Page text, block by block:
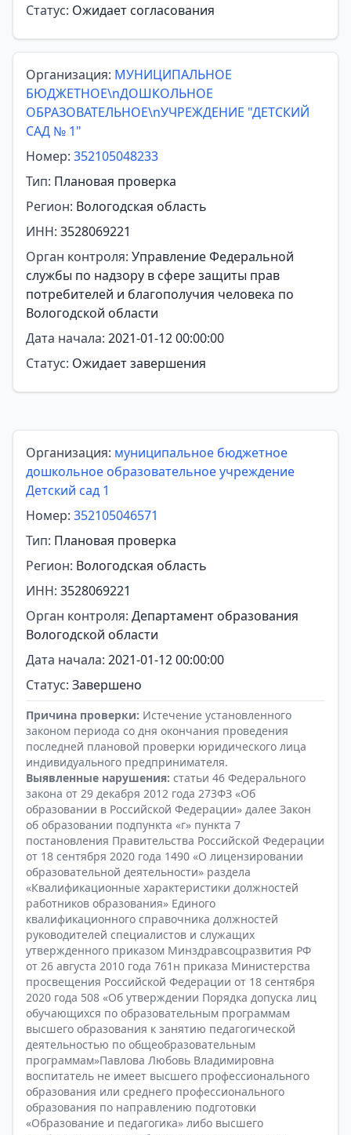
Статус: Ожидает согласования
Организация: МУНИЦИПАЛЬНОЕ
БЮДЖЕТНОЕ\nДОШКОЛЬНОЕ
ОБРАЗОВАТЕЛЬНОЕ\nУЧРЕЖДЕНИЕ "ДЕТСКИЙ
САД № 1"
Номер: 352105048233
Тип: Плановая проверка
Регион: Вологодская область
ИНН: 3528069221
Орган контроля: Управление Федеральной
службы по надзору в сфере защиты прав
потребителей и благополучия человека по
Вологодской области
Дата начала: 2021-01-12 00:00:00
Статус: Ожидает завершения
Организация: муниципальное бюджетное
дошкольное образовательное учреждение
Детский сад 1
Номер: 352105046571
Тип: Плановая проверка
Регион: Вологодская область
ИНН: 3528069221
Орган контроля: Департамент образования
Вологодской области
Дата начала: 2021-01-12 00:00:00
Статус: Завершено
Причина проверки: Истечение установленного
законом периода со дня окончания проведения
последней плановой проверки юридического лица
индивидуального предпринимателя.
Выявленные нарушения: статьи 46 Федерального
закона от 29 декабря 2012 года 273ФЗ «Об
образовании в Российской Федерации» далее Закон
об образовании подпункта «г» пункта 7
постановления Правительства Российской Федерации
от 18 сентября 2020 года 1490 «О лицензировании
образовательной деятельности» раздела
«Квалификационные характеристики должностей
работников образования» Единого
квалификационного справочника должностей
руководителей специалистов и служащих
утвержденного приказом Минздравсоцразвития РФ
от 26 августа 2010 года 761н приказа Министерства
просвещения Российской Федерации от 18 сентября
2020 года 508 «Об утверждении Порядка допуска лиц
обучающихся по образовательным программам
высшего образования к занятию педагогической
деятельностью по общеобразовательным
программам»Павлова Любовь Владимировна
воспитатель не имеет высшего профессионального
образования или среднего профессионального
образования по направлению подготовки
«Образование и педагогика» либо высшего